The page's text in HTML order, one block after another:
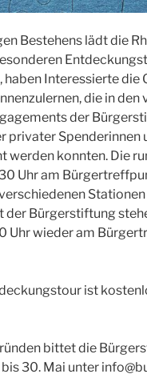
Bestehens lädt die
haben Interessierte die
die in den
der
privater Spenderinnen
werden konnten. Die
Uhr am
Bürgerstiftung
Uhr wieder am
ist
bittet die
30. Mai unter